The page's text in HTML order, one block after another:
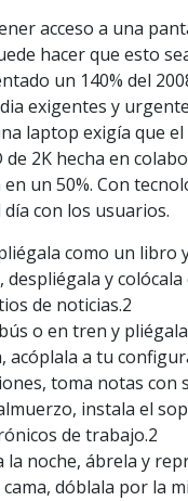
acceso a una
hacer que esto
un 140% del
exigentes y
laptop exigía que
de 2K hecha en
un 50%. Con
con los usuarios.
como un libro
despliégala y
de noticias.2
o en tren y
acóplala a tu
toma notas con
instala el
de trabajo.2
la noche, ábrela y
cama, dóblala por la